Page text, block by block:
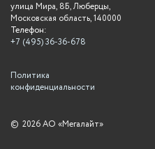
улица Мира, 8Б, Люберцы,
Московская область, 140000
Телефон:
+7 (495) 36-36-678
Политика
конфиденциальности
© 2026 АО «Мегалайт»